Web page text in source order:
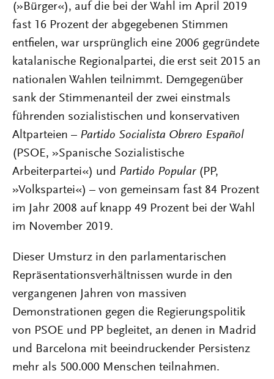
(»Bürger«), auf die bei der Wahl im April 2019
fast 16 Prozent der abgegebenen Stimmen
entfielen, war ursprünglich eine 2006 gegründete
katalanische Regionalpartei, die erst seit 2015 an
nationalen Wahlen teilnimmt. Demgegenüber
sank der Stimmenanteil der zwei einstmals
führenden sozialistischen und konservativen
Altparteien – Partido Socialista Obrero Español
(PSOE, »Spanische Sozialistische
Arbeiterpartei«) und Partido Popular(PP,
»Volkspartei«) – von gemeinsam fast 84 Prozent
im Jahr 2008 auf knapp 49 Prozent bei der Wahl
im November 2019.
Dieser Umsturz in den parlamentarischen
Repräsentationsverhältnissen wurde in den
vergangenen Jahren von massiven
Demonstrationen gegen die Regierungspolitik
von PSOE und PP begleitet, an denen in Madrid
und Barcelona mit beeindruckender Persistenz
mehr als 500.000 Menschen teilnahmen.